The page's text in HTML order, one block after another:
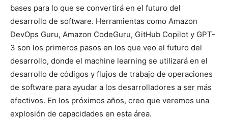
bases para lo que se convertirá en el futuro del
desarrollo de software. Herramientas como Amazon
DevOps Guru, Amazon CodeGuru, GitHub Copilot y GPT-
3 son los primeros pasos en los que veo el futuro del
desarrollo, donde el machine learning se utilizará en el
desarrollo de códigos y flujos de trabajo de operaciones
de software para ayudar a los desarrolladores a ser más
efectivos. En los próximos años, creo que veremos una
explosión de capacidades en esta área.